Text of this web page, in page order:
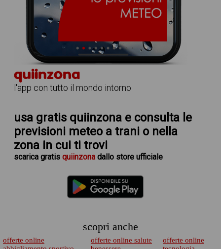
quiinzona
l'app con tutto il mondo intorno
usa gratis quiinzona e consulta le
previsioni meteo a tranio nella
zona in cui ti trovi
scarica gratis quiinzonadallo store ufficiale
scopri anche
offerte online
offerte online salute
offerte online